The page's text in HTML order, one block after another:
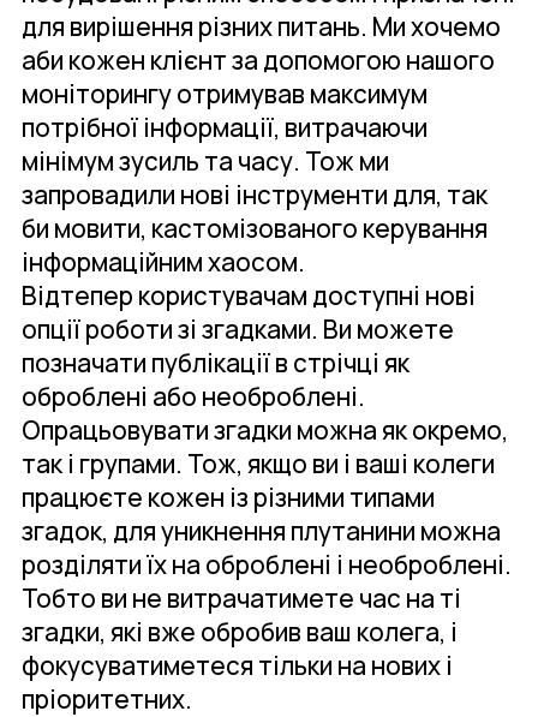
для вирішення різних питань. Ми хочемо
аби кожен клієнт за допомогою нашого
моніторингу отримував максимум
потрібної інформації, витрачаючи
мінімум зусиль та часу. Тож ми
запровадили нові інструменти для, так
би мовити, кастомізованого керування
інформаційним хаосом.
Відтепер користувачам доступні нові
опції роботи зі згадками. Ви можете
позначати публікації в стрічці як
оброблені або необроблені.
Опрацьовувати згадки можна як окремо,
так і групами. Тож, якщо ви і ваші колеги
працюєте кожен із різними типами
згадок, для уникнення плутанини можна
розділяти їх на оброблені і необроблені.
Тобто ви не витрачатимете час на ті
згадки, які вже обробив ваш колега, і
фокусуватиметеся тільки на нових і
пріоритетних.